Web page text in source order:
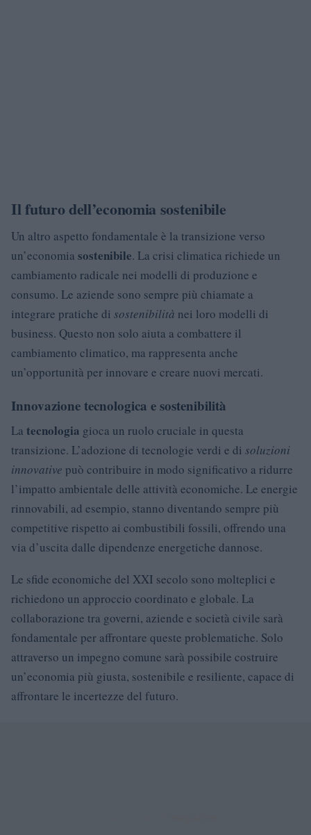
Il futuro dell’economia sostenibile
Un altro aspetto fondamentale è la transizione verso
un’economia sostenibile. La crisi climatica richiede un
cambiamento radicale nei modelli di produzione e
consumo. Le aziende sono sempre più chiamate a
integrare pratiche di sostenibilità nei loro modelli di
business. Questo non solo aiuta a combattere il
cambiamento climatico, ma rappresenta anche
un’opportunità per innovare e creare nuovi mercati.
Innovazione tecnologica e sostenibilità
La tecnologia gioca un ruolo cruciale in questa
transizione. L’adozione di tecnologie verdi e di soluzioni
innovative può contribuire in modo significativo a ridurre
l’impatto ambientale delle attività economiche. Le energie
rinnovabili, ad esempio, stanno diventando sempre più
competitive rispetto ai combustibili fossili, offrendo una
via d’uscita dalle dipendenze energetiche dannose.
Le sfide economiche del XXI secolo sono molteplici e
richiedono un approccio coordinato e globale. La
collaborazione tra governi, aziende e società civile sarà
fondamentale per affrontare queste problematiche. Solo
attraverso un impegno comune sarà possibile costruire
un’economia più giusta, sostenibile e resiliente, capace di
affrontare le incertezze del futuro.